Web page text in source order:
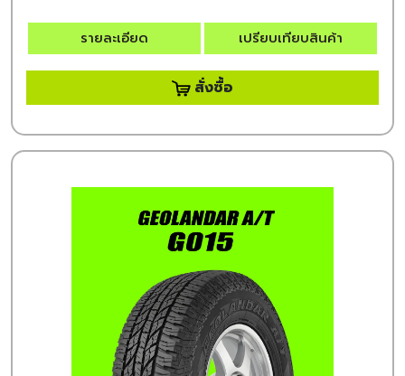
รายละเอียด เปรียบเทียบสินค้า
สั่งซื้อ